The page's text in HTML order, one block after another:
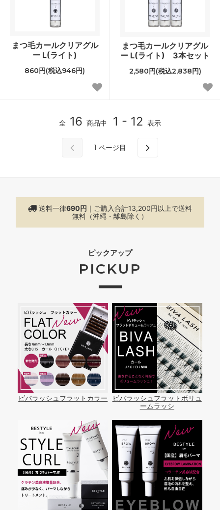
まつ毛カールクリアグル
ー L(ライト)
860円(税込946円)
まつ毛カールクリアグル
ー L(ライト) 3本セット
2,580円(税込2,838円)
全 16 商品中 1 - 12 表示
1 ページ目
送料一律690円 ｜ご購入合計13,200円以上で送料
無料（沖縄・離島除く）
ピックアップ
PICKUP
ビバラッシュフラットカラー
ビバラッシュフラットボリュ
ームラッシ